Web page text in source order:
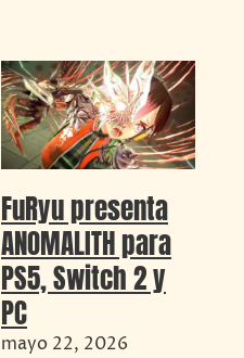
FuRyu presenta
ANOMALITH para
PS5, Switch 2 y
PC
mayo 22, 2026